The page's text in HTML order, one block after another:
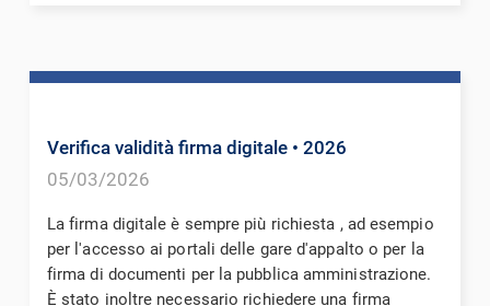
Verifica validità firma digitale • 2026
05/03/2026
La firma digitale è sempre più richiesta , ad esempio
per l'accesso ai portali delle gare d'appalto o per la
firma di documenti per la pubblica amministrazione.
È stato inoltre necessario richiedere una firma